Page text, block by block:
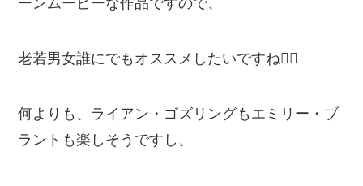
老若男女誰にでもオススメしたいですね💁‍♂️
何よりも、ライアン・ゴズリングもエミリー・ブ
ラントも楽しそうですし、